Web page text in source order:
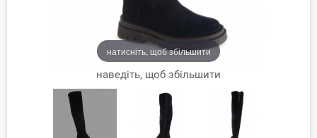
натисніть, щоб збільшити
наведіть, щоб збільшити